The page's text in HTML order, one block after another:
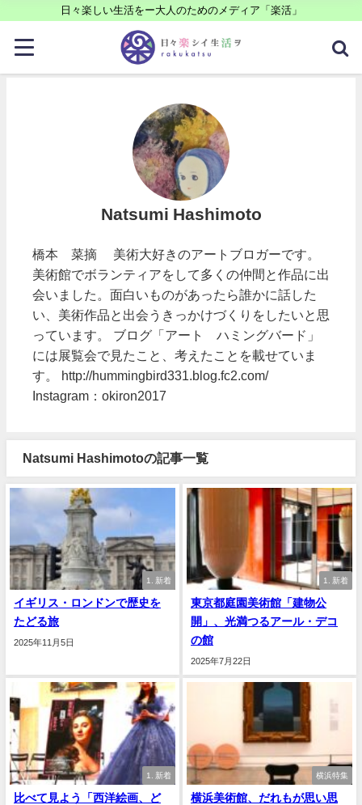
日々楽しい生活をー大人のためのメディア「楽活」
Natsumi Hashimoto
橋本 菜摘 美術大好きのアートブロガーです。
美術館でボランティアをして多くの仲間と作品に出
会いました。面白いものがあったら誰かに話した
い、美術作品と出会うきっかけづくりをしたいと思
っています。 ブログ「アート ハミングバード」
には展覧会で見たこと、考えたことを載せていま
す。 http://hummingbird331.blog.fc2.com/
Instagram：okiron2017
Natsumi Hashimotoの記事一覧
1. 新着
イギリス・ロンドンで歴史を
たどる旅
2025年11月5日
1. 新着
東京都庭園美術館「建物公
開」、光満つるアール・デコ
の館
2025年7月22日
1. 新着
比べて見よう「西洋絵画、ど
横浜特集
横浜美術館、だれもが思い思